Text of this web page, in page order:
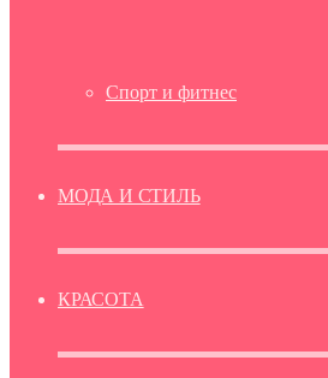
Спорт и фитнес
МОДА И СТИЛЬ
КРАСОТА